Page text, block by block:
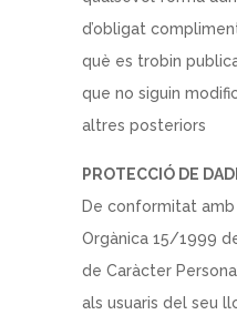
d’obligat
què es trobin
que no siguin
altres posteriors
PROTECCIÓ DE
De conformitat
Orgànica 15/1999
de Caràcter
als usuaris del seu